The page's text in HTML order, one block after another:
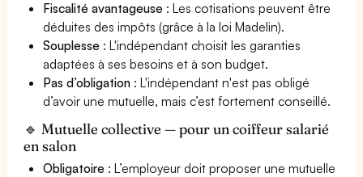
Fiscalité avantageuse : Les cotisations peuvent être
déduites des impôts (grâce à la loi Madelin).
Souplesse : L'indépendant choisit les garanties
adaptées à ses besoins et à son budget.
Pas d’obligation : L'indépendant n'est pas obligé
d’avoir une mutuelle, mais c’est fortement conseillé.
🔹 Mutuelle collective — pour un coiffeur salarié
en salon
Obligatoire : L’employeur doit proposer une mutuelle